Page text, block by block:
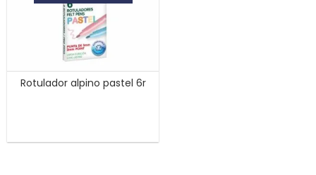
Rotulador alpino pastel 6r